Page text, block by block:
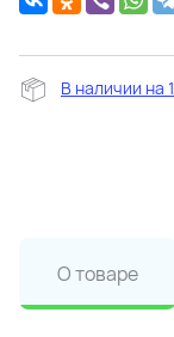
В наличии на
О товаре